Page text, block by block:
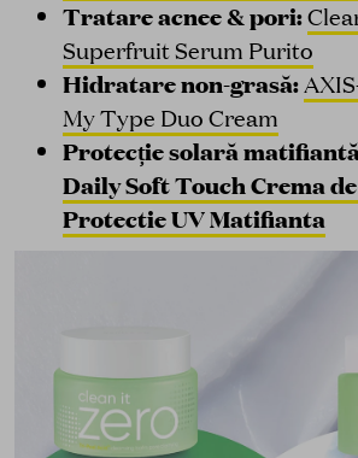
Tratare acnee & pori:
Superfruit Serum Purito
Hidratare non-grasă:
My Type Duo Cream
Protecție solară
Daily Soft Touch Crema
Protectie UV Matifianta